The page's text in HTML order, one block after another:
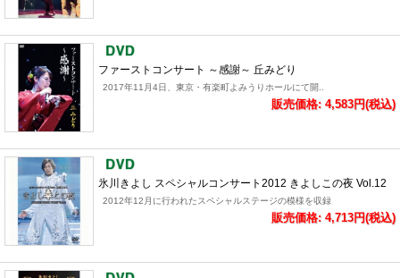
ファーストコンサート ～感謝～ 丘みどり
2017年11月4日、東京・有楽町よみうりホールにて開..
販売価格: 4,583円(税込)
氷川きよし スペシャルコンサート2012 きよしこの夜 Vol.12
2012年12月に行われたスペシャルステージの模様を収録
販売価格: 4,713円(税込)